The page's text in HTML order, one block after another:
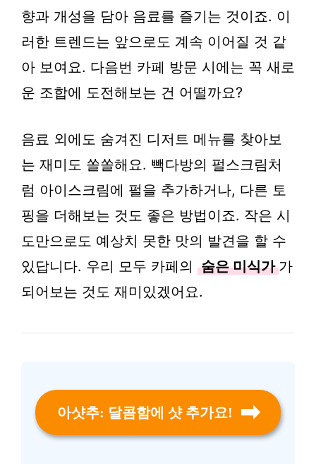
향과 개성을 담아 음료를 즐기는 것이죠. 이
러한 트렌드는 앞으로도 계속 이어질 것 같
아 보여요. 다음번 카페 방문 시에는 꼭 새로
운 조합에 도전해보는 건 어떨까요?
음료 외에도 숨겨진 디저트 메뉴를 찾아보
는 재미도 쏠쏠해요. 빽다방의 펄스크림처
럼 아이스크림에 펄을 추가하거나, 다른 토
핑을 더해보는 것도 좋은 방법이죠. 작은 시
도만으로도 예상치 못한 맛의 발견을 할 수
있답니다. 우리 모두 카페의 숨은 미식가 가
되어보는 것도 재미있겠어요.
아샷추: 달콤함에 샷 추가요!